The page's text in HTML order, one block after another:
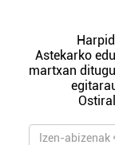
Astekarko
martxan